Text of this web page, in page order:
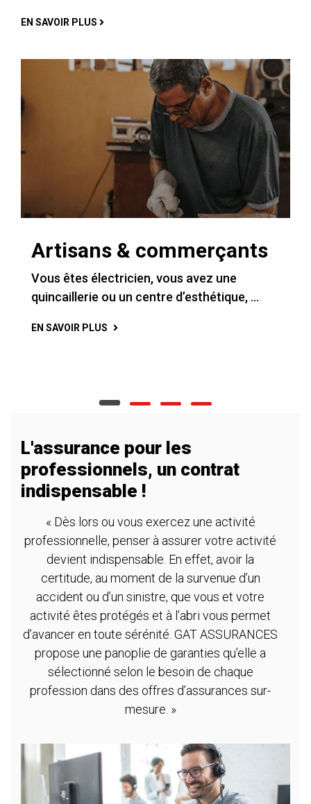
EN SAVOIR PLUS
Artisans & commerçants
Vous êtes électricien, vous avez une
quincaillerie ou un centre d’esthétique, ...
EN SAVOIR PLUS
L'assurance pour les
professionnels, un contrat
indispensable !
« Dès lors ou vous exercez une activité
professionnelle, penser à assurer votre activité
devient indispensable. En effet, avoir la
certitude, au moment de la survenue d’un
accident ou d’un sinistre, que vous et votre
activité êtes protégés et à l’abri vous permet
d’avancer en toute sérénité. GAT ASSURANCES
propose une panoplie de garanties qu’elle a
sélectionné selon le besoin de chaque
profession dans des offres d’assurances sur-
mesure. »